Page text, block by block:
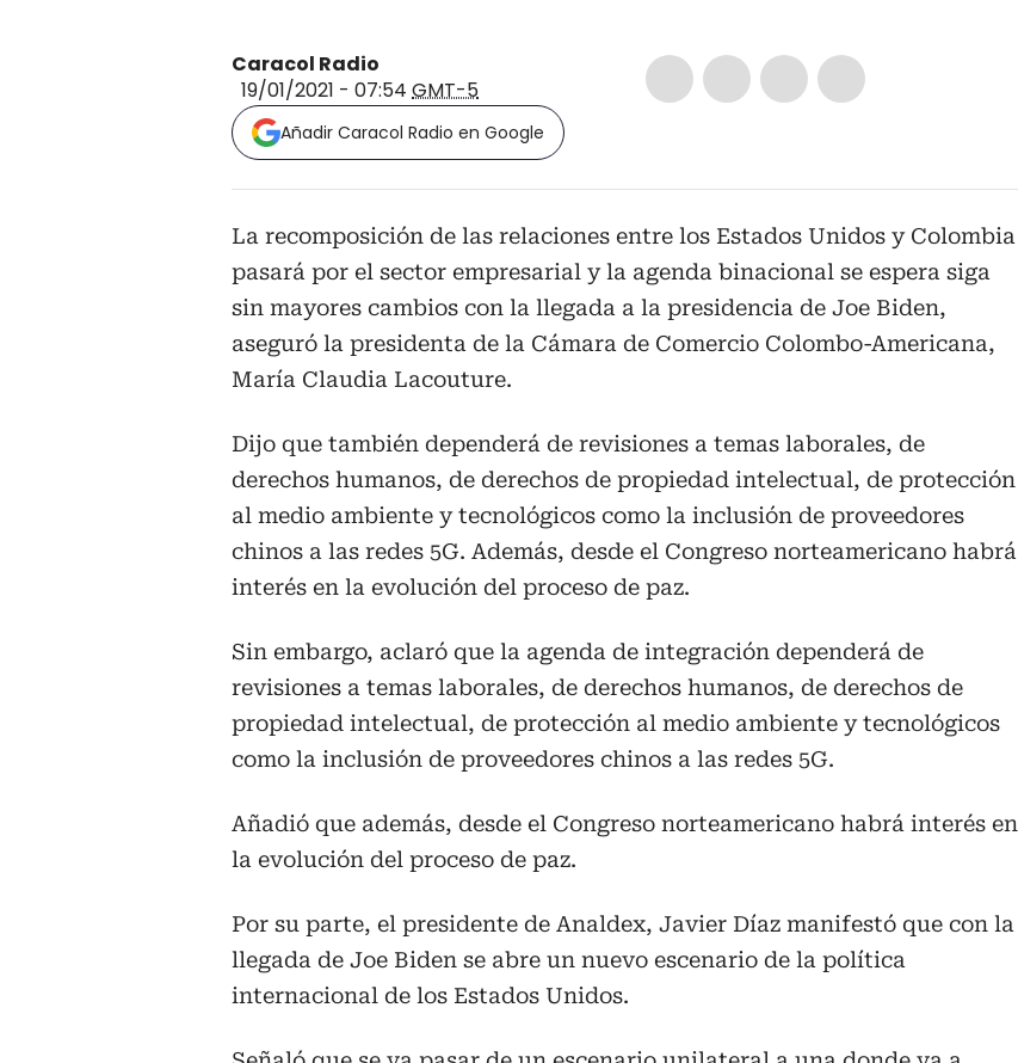
Caracol Radio
19/01/2021 - 07:54 GMT-5
Añadir Caracol Radio en Google
La recomposición de las relaciones entre los Estados Unidos y Colombia
pasará por el sector empresarial y la agenda binacional se espera siga
sin mayores cambios con la llegada a la presidencia de Joe Biden,
aseguró la presidenta de la Cámara de Comercio Colombo-Americana,
María Claudia Lacouture.
Dijo que también dependerá de revisiones a temas laborales, de
derechos humanos, de derechos de propiedad intelectual, de protección
al medio ambiente y tecnológicos como la inclusión de proveedores
chinos a las redes 5G. Además, desde el Congreso norteamericano habrá
interés en la evolución del proceso de paz.
Sin embargo, aclaró que la agenda de integración dependerá de
revisiones a temas laborales, de derechos humanos, de derechos de
propiedad intelectual, de protección al medio ambiente y tecnológicos
como la inclusión de proveedores chinos a las redes 5G.
Añadió que además, desde el Congreso norteamericano habrá interés en
la evolución del proceso de paz.
Por su parte, el presidente de Analdex, Javier Díaz manifestó que con la
llegada de Joe Biden se abre un nuevo escenario de la política
internacional de los Estados Unidos.